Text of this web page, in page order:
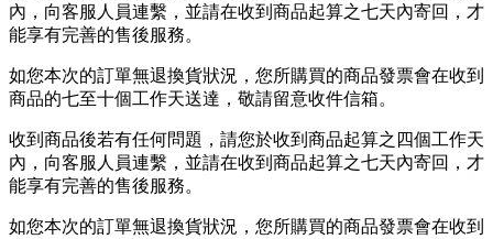
內，向客服人員連繫，並請在收到商品起算之七天內寄回，才
能享有完善的售後服務。
如您本次的訂單無退換貨狀況，您所購買的商品發票會在收到
商品的七至十個工作天送達，敬請留意收件信箱。
收到商品後若有任何問題，請您於收到商品起算之四個工作天
內，向客服人員連繫，並請在收到商品起算之七天內寄回，才
能享有完善的售後服務。
如您本次的訂單無退換貨狀況，您所購買的商品發票會在收到